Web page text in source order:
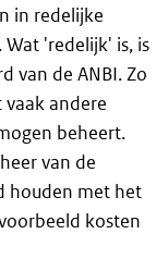
in redelijke
'redelijk' is, is
van de ANBI. Zo
andere
beheert.
van de
houden met het
kosten